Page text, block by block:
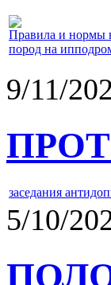
Правила и нормы
пород на
9/11/
заседания
5/10/